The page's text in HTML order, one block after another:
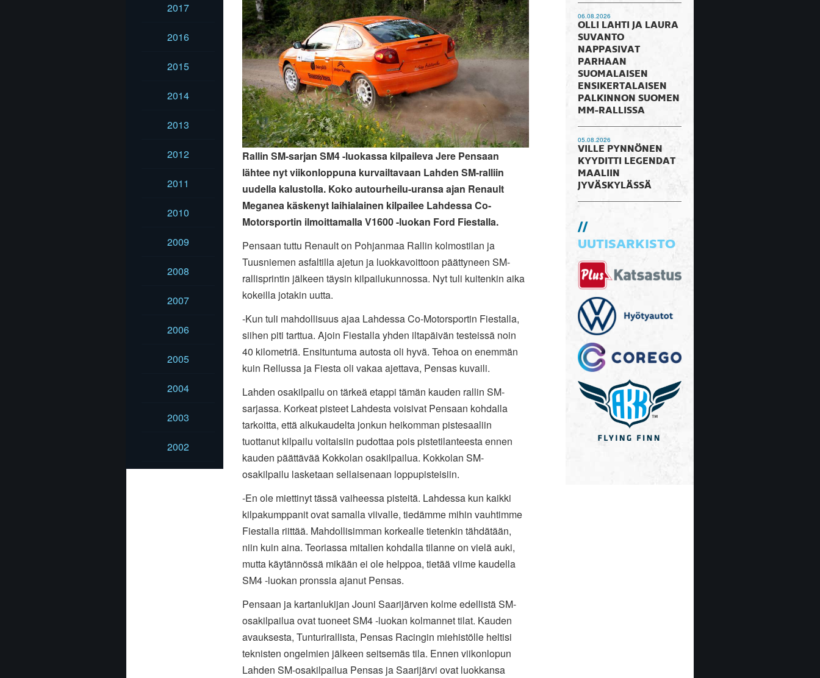
2017
2016
2015
2014
2013
2012
2011
2010
2009
2008
2007
2006
2005
2004
2003
2002
Rallin SM-sarjan SM4 -luokassa kilpaileva Jere Pensaan
lähtee nyt viikonloppuna kurvailtavaan Lahden SM-ralliin
uudella kalustolla. Koko autourheilu-uransa ajan Renault
Meganea käskenyt laihialainen kilpailee Lahdessa Co-
Motorsportin ilmoittamalla V1600 -luokan Ford Fiestalla.
Pensaan tuttu Renault on Pohjanmaa Rallin kolmostilan ja
Tuusniemen asfaltilla ajetun ja luokkavoittoon päättyneen SM-
rallisprintin jälkeen täysin kilpailukunnossa. Nyt tuli kuitenkin aika
kokeilla jotakin uutta.
-Kun tuli mahdollisuus ajaa Lahdessa Co-Motorsportin Fiestalla,
siihen piti tarttua. Ajoin Fiestalla yhden iltapäivän testeissä noin
40 kilometriä. Ensituntuma autosta oli hyvä. Tehoa on enemmän
kuin Rellussa ja Fiesta oli vakaa ajettava, Pensas kuvaili.
Lahden osakilpailu on tärkeä etappi tämän kauden rallin SM-
sarjassa. Korkeat pisteet Lahdesta voisivat Pensaan kohdalla
tarkoitta, että alkukaudelta jonkun heikomman pistesaaliin
tuottanut kilpailu voitaisiin pudottaa pois pistetilanteesta ennen
kauden päättävää Kokkolan osakilpailua. Kokkolan SM-
osakilpailu lasketaan sellaisenaan loppupisteisiin.
-En ole miettinyt tässä vaiheessa pisteitä. Lahdessa kun kaikki
kilpakumppanit ovat samalla viivalle, tiedämme mihin vauhtimme
Fiestalla riittää. Mahdollisimman korkealle tietenkin tähdätään,
niin kuin aina. Teoriassa mitalien kohdalla tilanne on vielä auki,
mutta käytännössä mikään ei ole helppoa, tietää viime kaudella
SM4 -luokan pronssia ajanut Pensas.
Pensaan ja kartanlukijan Jouni Saarijärven kolme edellistä SM-
osakilpailua ovat tuoneet SM4 -luokan kolmannet tilat. Kauden
avauksesta, Tunturirallista, Pensas Racingin miehistölle heltisi
teknisten ongelmien jälkeen seitsemäs tila. Ennen viikonlopun
Lahden SM-osakilpailua Pensas ja Saarijärvi ovat luokkansa
06.08.2026
OLLI LAHTI JA LAURA
SUVANTO
NAPPASIVAT
PARHAAN
SUOMALAISEN
ENSIKERTALAISEN
PALKINNON SUOMEN
MM-RALLISSA
05.08.2026
VILLE PYNNÖNEN
KYYDITTI LEGENDAT
MAALIIN
JYVÄSKYLÄSSÄ
UUTISARKISTO